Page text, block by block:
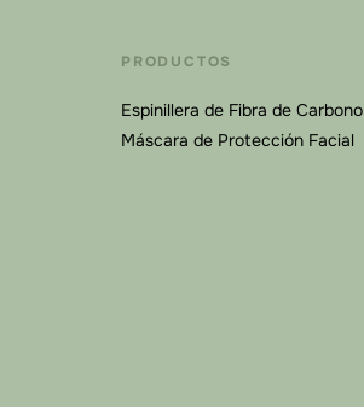
PRODUCTOS
Espinillera de Fibra de Carbono
Máscara de Protección Facial